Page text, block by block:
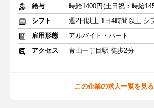
給与
シフト
雇用形態
アルバイト・パート
アクセス
青山一丁目駅 徒歩2分
この企業の求人一覧を見る